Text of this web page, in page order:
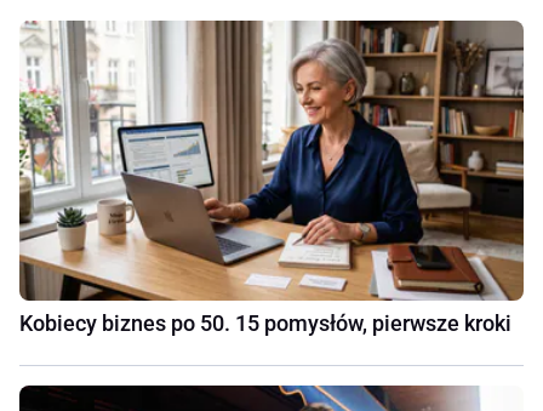
Kobiecy biznes po 50. 15 pomysłów, pierwsze kroki